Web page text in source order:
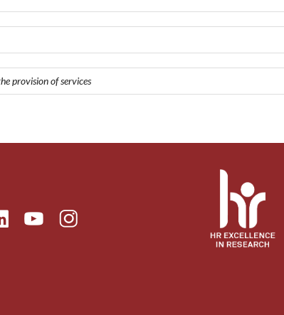
provision of services
YoutubeInstagram